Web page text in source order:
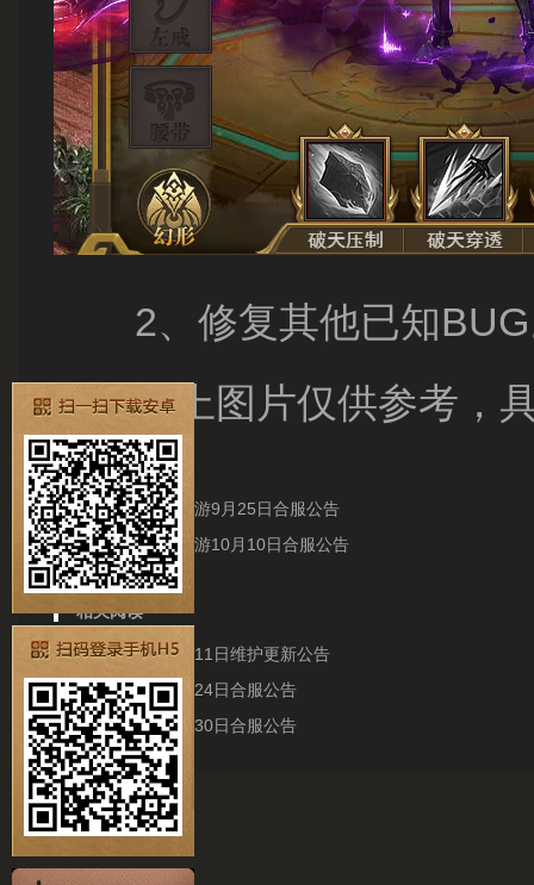
2、修复其他已知BUG
以上图片仅供参考，具
上一篇： 开天西游9月25日合服公告
下一篇： 开天西游10月10日合服公告
相关阅读
开天西游4月11日维护更新公告
开天西游4月24日合服公告
开天西游4月30日合服公告